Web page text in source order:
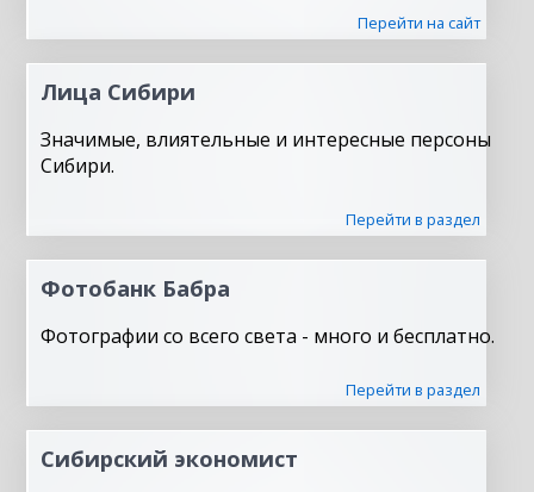
Перейти на сайт
Лица Сибири
Значимые, влиятельные и интересные персоны
Сибири.
Перейти в раздел
Фотобанк Бабра
Фотографии со всего света - много и бесплатно.
Перейти в раздел
Сибирский экономист